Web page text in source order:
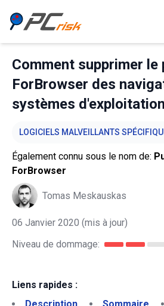
Comment supprimer le
ForBrowser des
systèmes
LOGICIELS MALVEILLANTS
Également connu sous le nom de:
ForBrowser
Tomas Meskauskas
06 Janvier 2020 (mis à jour)
Niveau de dommage:
Liens rapides :